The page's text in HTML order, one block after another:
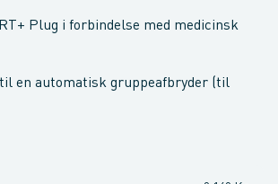
Plug i forbindelse med medicinsk
en automatisk gruppeafbryder (til